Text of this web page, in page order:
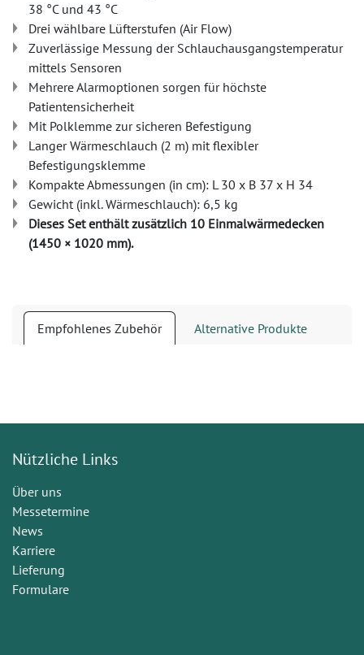
38 °C und 43 °C
Drei wählbare Lüfterstufen (Air Flow)
Zuverlässige Messung der Schlauchausgangstemperatur
mittels Sensoren
Mehrere Alarmoptionen sorgen für höchste
Patientensicherheit
Mit Polklemme zur sicheren Befestigung
Langer Wärmeschlauch (2 m) mit flexibler
Befestigungsklemme
Kompakte Abmessungen (in cm): L 30 x B 37 x H 34
Gewicht (inkl. Wärmeschlauch): 6,5 kg
Dieses Set enthält zusätzlich 10 Einmalwärmedecken
(1450 × 1020 mm).
Empfohlenes Zubehör Alternative Produkte
Nützliche Links
Über uns
Messetermine
News
Karriere
Lieferung
Formulare